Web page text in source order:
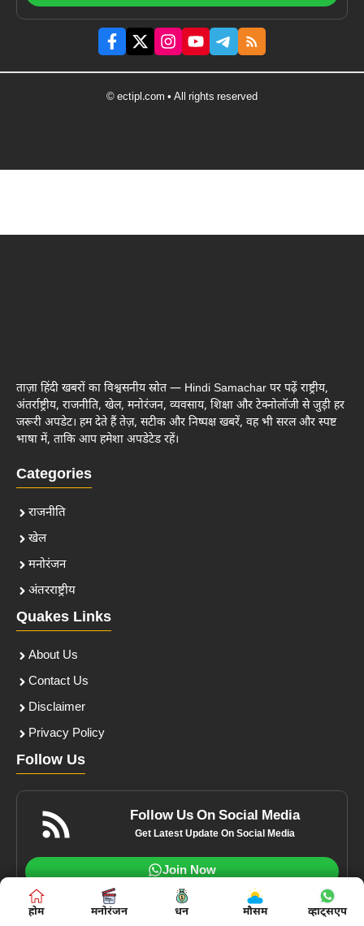
© ectipl.com • All rights reserved
ताज़ा हिंदी खबरों का विश्वसनीय स्रोत — Hindi Samachar पर पढ़ें राष्ट्रीय,
अंतर्राष्ट्रीय, राजनीति, खेल, मनोरंजन, व्यवसाय, शिक्षा और टेक्नोलॉजी से जुड़ी हर
जरूरी अपडेट। हम देते हैं तेज़, सटीक और निष्पक्ष खबरें, वह भी सरल और स्पष्ट
भाषा में, ताकि आप हमेशा अपडेटेड रहें।
Categories
राजनीति
खेल
मनोरंजन
अंतरराष्ट्रीय
Quakes Links
About Us
Contact Us
Disclaimer
Privacy Policy
Follow Us
Follow Us On Social Media
Get Latest Update On Social Media
Join Now
होम मनोरंजन बिज़नस शिक्षा व्हाट्सएप
होम मनोरंजन धन मौसम व्हाट्सएप